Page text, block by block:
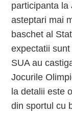
participanta la
asteptari mai
baschet al
expectatii
SUA au
Jocurile
la detalii este
din sportul cu